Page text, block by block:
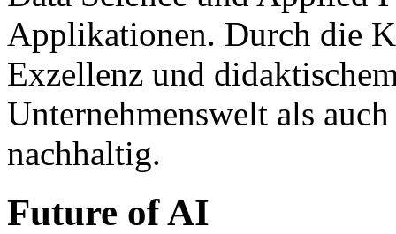
Applikationen. Durch die
Exzellenz und
Unternehmenswelt als
nachhaltig.
Future of AI